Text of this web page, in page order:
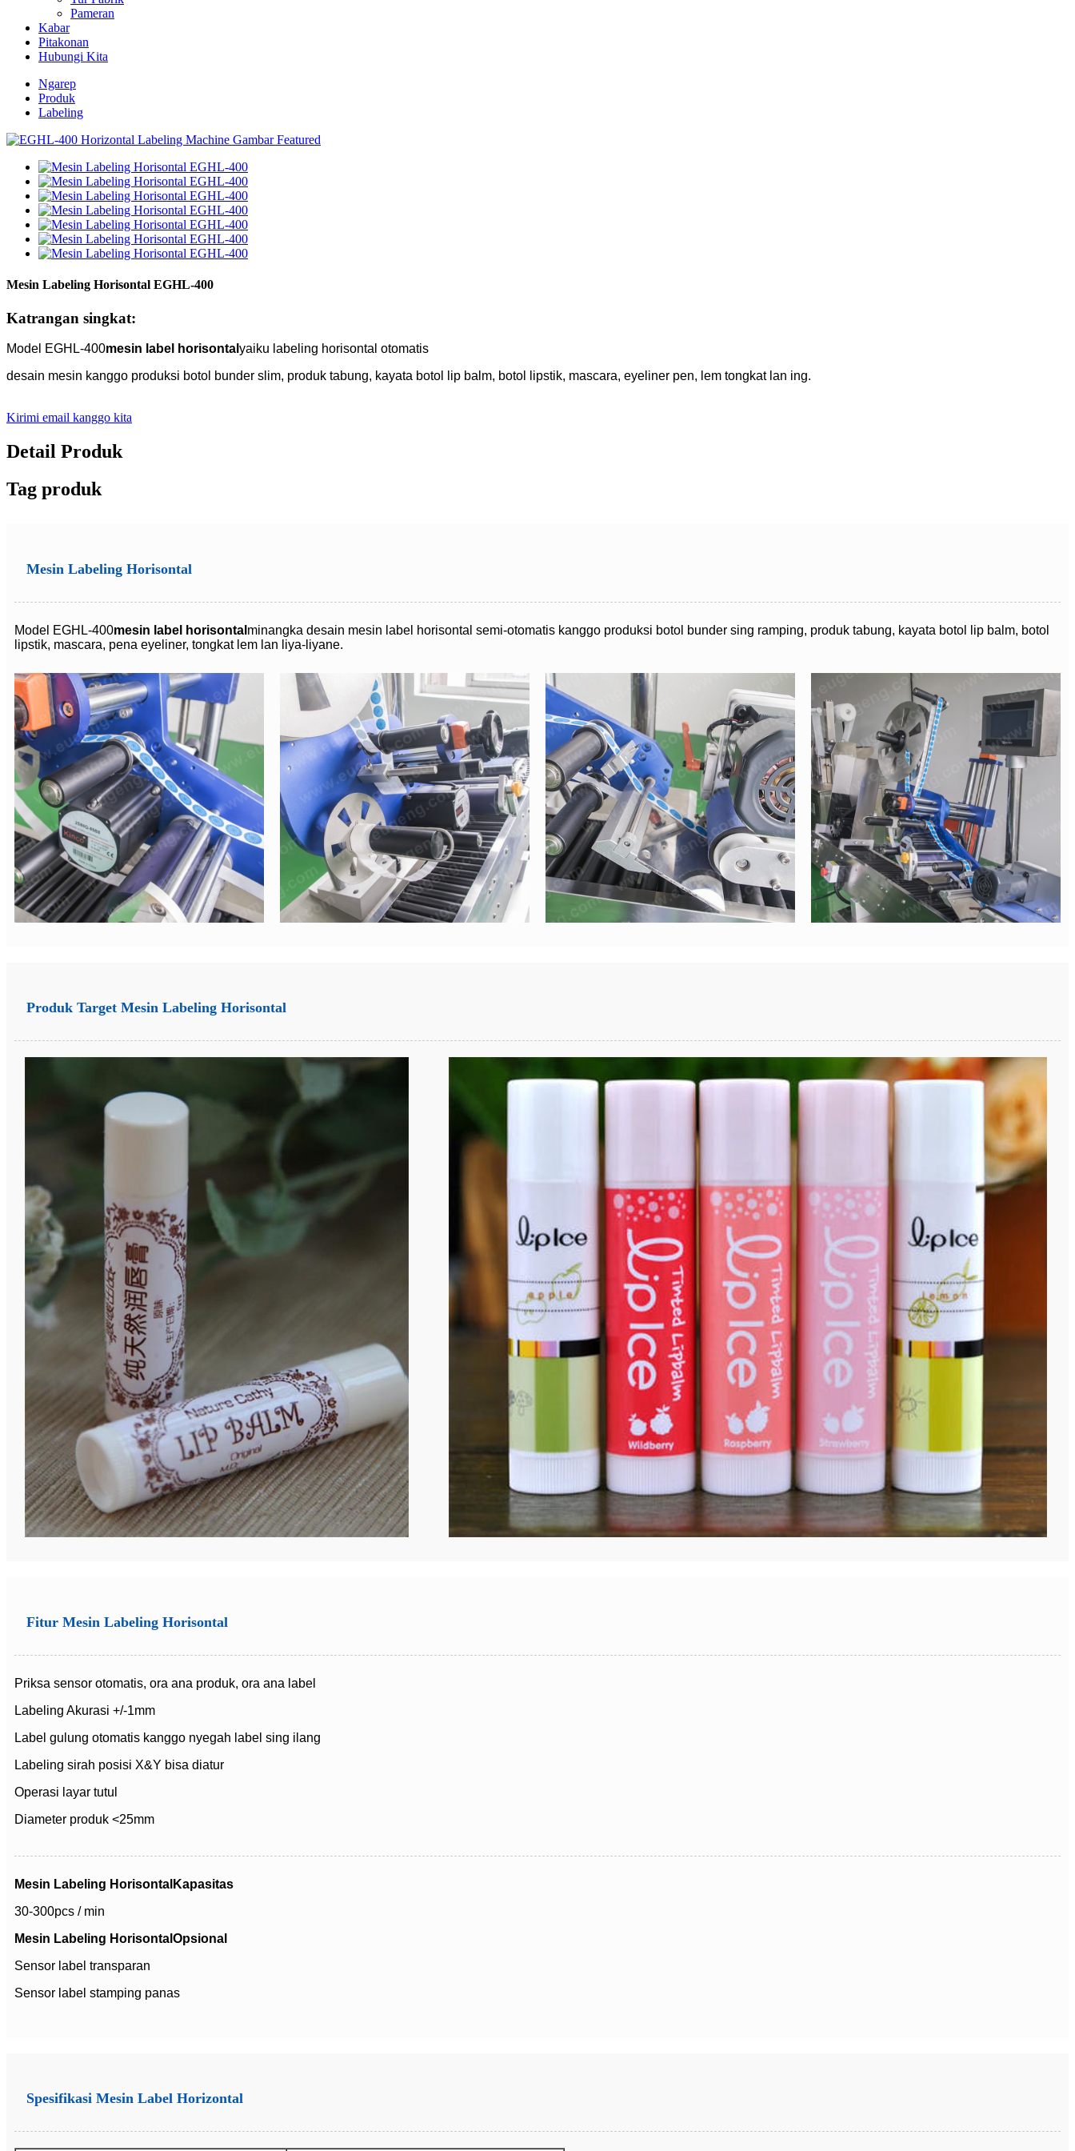
Pameran
Kabar
Pitakonan
Hubungi Kita
Ngarep
Produk
Labeling
Mesin Labeling Horisontal EGHL-400
Katrangan singkat:
Model EGHL-400mesin label horisontal yaiku labeling horisontal otomatis
desain mesin kanggo produksi botol bunder slim, produk tabung, kayata botol lip balm, botol lipstik, mascara, eyeliner pen, lem tongkat lan ing.
Kirimi email kanggo kita
Detail Produk
Tag produk
Mesin Labeling Horisontal
Model EGHL-400mesin label horisontal minangka desain mesin label horisontal semi-otomatis kanggo produksi botol bunder sing ramping, produk tabung, kayata botol lip balm, botol
lipstik, mascara, pena eyeliner, tongkat lem lan liya-liyane.
Produk Target Mesin Labeling Horisontal
Fitur Mesin Labeling Horisontal
Priksa sensor otomatis, ora ana produk, ora ana label
Labeling Akurasi +/-1mm
Label gulung otomatis kanggo nyegah label sing ilang
Labeling sirah posisi X&Y bisa diatur
Operasi layar tutul
Diameter produk <25mm
Mesin Labeling Horisontal Kapasitas
30-300pcs / min
Mesin Labeling Horisontal Opsional
Sensor label transparan
Sensor label stamping panas
Spesifikasi Mesin Label Horizontal